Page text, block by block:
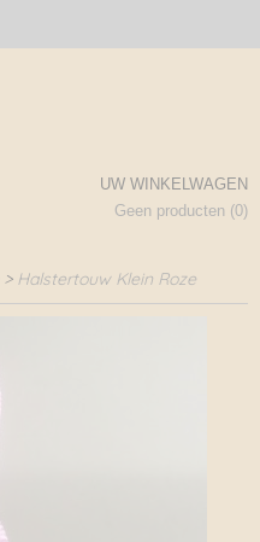
UW WINKELWAGEN
Geen producten (0)
> Halstertouw Klein Roze